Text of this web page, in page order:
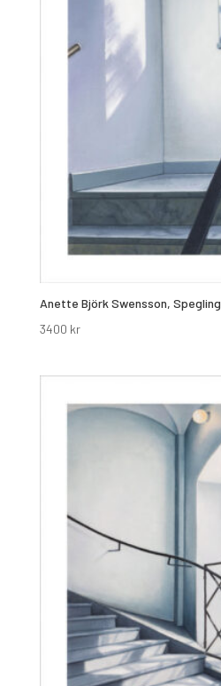
Anette Björk Swensson, Spegling
3400 kr